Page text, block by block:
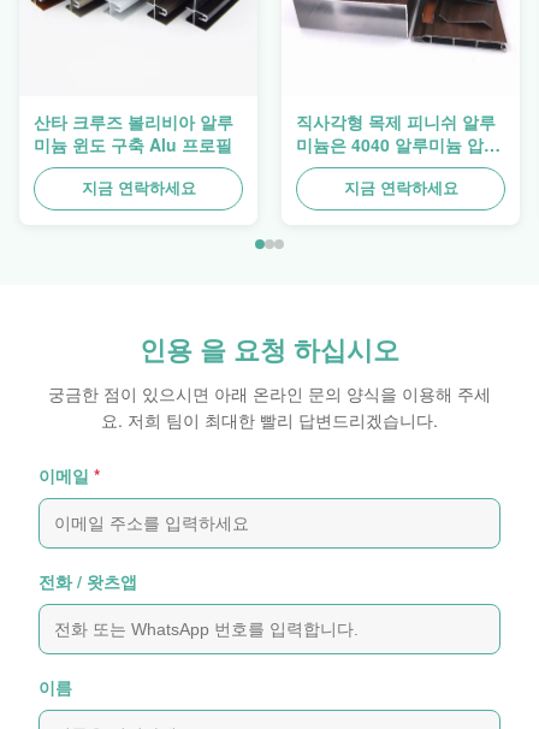
산타 크루즈 볼리비아 알루
미늄 윈도 구축 Alu 프로필
지금 연락하세요
직사각형 목제 피니쉬 알루
미늄은 4040 알루미늄 압출
프로파일을 돋보이게 합니
다
지금 연락하세요
인용 을 요청 하십시오
궁금한 점이 있으시면 아래 온라인 문의 양식을 이용해 주세
요. 저희 팀이 최대한 빨리 답변드리겠습니다.
이메일 *
전화 / 왓츠앱
이름